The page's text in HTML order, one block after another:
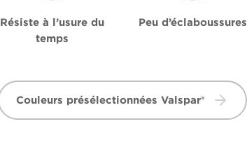
Résiste à l’usure du
temps
Peu d’éclaboussures
Couleurs présélectionnées Valspar®